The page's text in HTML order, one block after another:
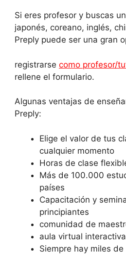
Si eres profesor y buscas
japonés, coreano, inglés,
Preply puede ser una gran
registrarse como profesor/
rellene el formulario.
Algunas ventajas de
Preply:
Elige el valor de tus
cualquier momento
Horas de clase
Más de 100.000
países
Capacitación y
principiantes
comunidad de
aula virtual interactiva
Siempre hay miles